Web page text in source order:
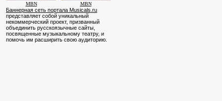
MBN MBN
Баннерная сеть портала Musicals.ru
представляет собой уникальный
некоммерческий проект, призванный
объединить русскоязычные сайты,
посвященные музыкальному театру, и
помочь им расширить свою аудиторию.